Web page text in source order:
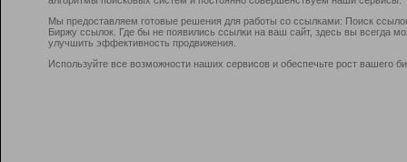
Мы предоставляем готовые решения для работы со ссылками: Поиск
Биржу ссылок. Где бы не появились ссылки на ваш сайт, здесь вы всегда
улучшить эффективность продвижения.
Используйте все возможности наших сервисов и обеспечьте рост вашего